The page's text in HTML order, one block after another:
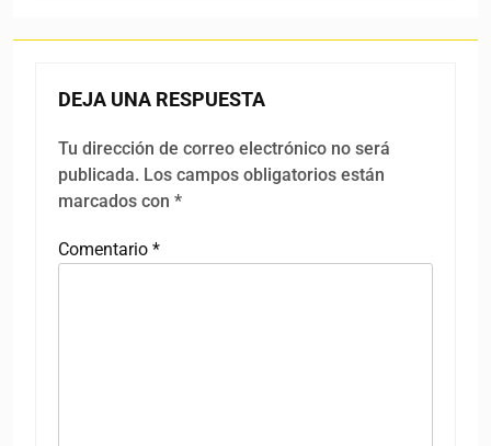
DEJA UNA RESPUESTA
Tu dirección de correo electrónico no será
publicada. Los campos obligatorios están
marcados con *
Comentario *